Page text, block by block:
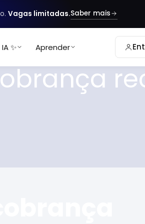
Vagas limitadas.Saber mais
✨ Aprender